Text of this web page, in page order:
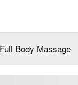
Full Body Massage